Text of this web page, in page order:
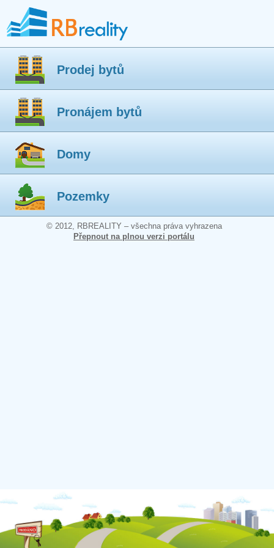
Prodej bytů
Pronájem bytů
Domy
Pozemky
© 2012, RBREALITY – všechna práva vyhrazena
Přepnout na plnou verzi portálu